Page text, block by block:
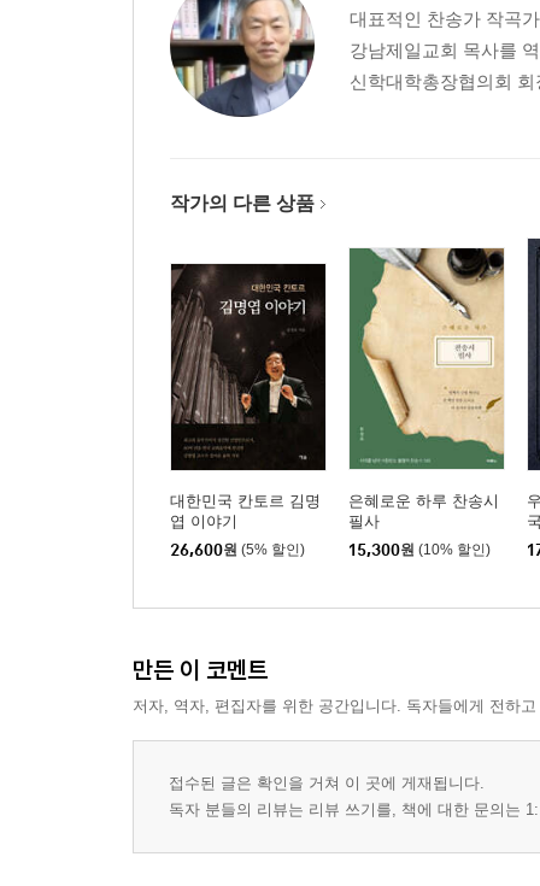
대표적인 찬송가 작곡
강남제일교회 목사를
신학대학총장협의회
작가의 다른 상품
대한민국 칸토르 김명
엽 이야기
26,600원 (5% 할인)
은혜로운 하루 찬송시
필사
15,300원 (10% 할인)
만든 이 코멘트
저자, 역자, 편집자를 위한 공간입니다. 독자들에게 전하
접수된 글은 확인을 거쳐 이 곳에 게재됩니다.
독자 분들의 리뷰는 리뷰 쓰기를, 책에 대한 문의는